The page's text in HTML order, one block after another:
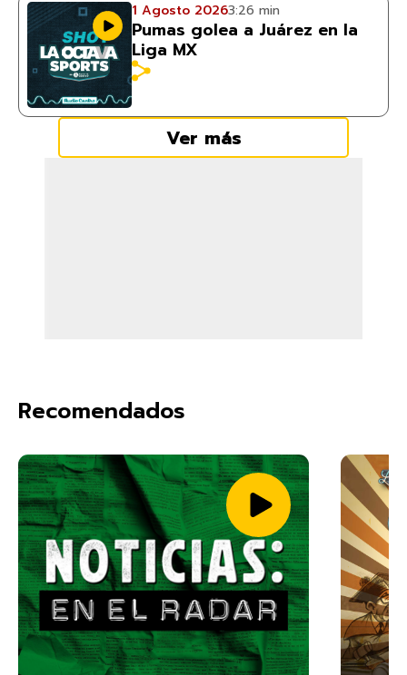
1 Agosto 20263:26 min
Pumas golea a Juárez en la
Liga MX
Ver más
Recomendados